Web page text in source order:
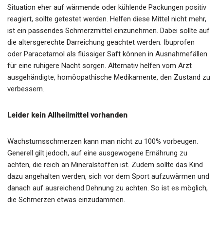
Situation eher auf wärmende oder kühlende Packungen positiv
reagiert, sollte getestet werden. Helfen diese Mittel nicht mehr,
ist ein passendes Schmerzmittel einzunehmen. Dabei sollte auf
die altersgerechte Darreichung geachtet werden. Ibuprofen
oder Paracetamol als flüssiger Saft können in Ausnahmefällen
für eine ruhigere Nacht sorgen. Alternativ helfen vom Arzt
ausgehändigte, homöopathische Medikamente, den Zustand zu
verbessern.
Leider kein Allheilmittel vorhanden
Wachstumsschmerzen kann man nicht zu 100% vorbeugen.
Generell gilt jedoch, auf eine ausgewogene Ernährung zu
achten, die reich an Mineralstoffen ist. Zudem sollte das Kind
dazu angehalten werden, sich vor dem Sport aufzuwärmen und
danach auf ausreichend Dehnung zu achten. So ist es möglich,
die Schmerzen etwas einzudämmen.